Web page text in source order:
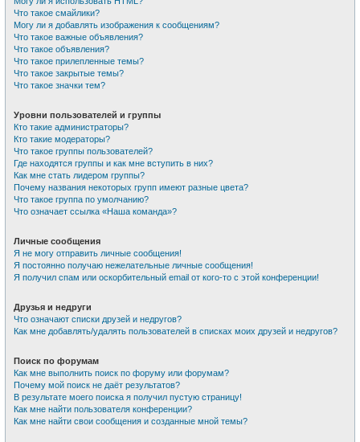
Что такое смайлики?
Могу ли я добавлять изображения к сообщениям?
Что такое важные объявления?
Что такое объявления?
Что такое прилепленные темы?
Что такое закрытые темы?
Что такое значки тем?
Уровни пользователей и группы
Кто такие администраторы?
Кто такие модераторы?
Что такое группы пользователей?
Где находятся группы и как мне вступить в них?
Как мне стать лидером группы?
Почему названия некоторых групп имеют разные цвета?
Что такое группа по умолчанию?
Что означает ссылка «Наша команда»?
Личные сообщения
Я не могу отправить личные сообщения!
Я постоянно получаю нежелательные личные сообщения!
Я получил спам или оскорбительный email от кого-то с этой конференции!
Друзья и недруги
Что означают списки друзей и недругов?
Как мне добавлять/удалять пользователей в списках моих друзей и недругов?
Поиск по форумам
Как мне выполнить поиск по форуму или форумам?
Почему мой поиск не даёт результатов?
В результате моего поиска я получил пустую страницу!
Как мне найти пользователя конференции?
Как мне найти свои сообщения и созданные мной темы?